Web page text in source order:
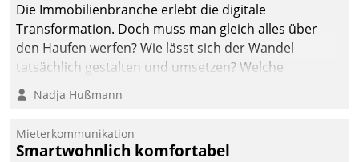
Die Immobilienbranche erlebt die digitale
Transformation. Doch muss man gleich alles über
den Haufen werfen? Wie lässt sich der Wandel
tatsächlich gestalten und umsetzen? Welche
Argumente zählen wirklich?
Nadja Hußmann
Mieterkommunikation
Smartwohnlich komfortabel